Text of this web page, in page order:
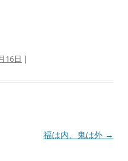
16日 |
福は内、鬼は外 →